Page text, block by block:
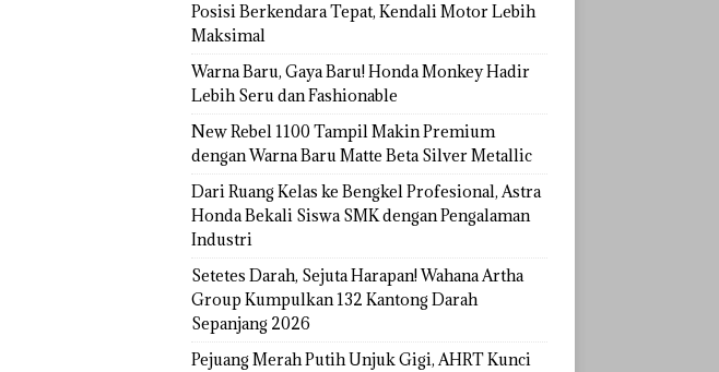
Posisi Berkendara Tepat, Kendali Motor Lebih
Maksimal
Warna Baru, Gaya Baru! Honda Monkey Hadir
Lebih Seru dan Fashionable
New Rebel 1100 Tampil Makin Premium
dengan Warna Baru Matte Beta Silver Metallic
Dari Ruang Kelas ke Bengkel Profesional, Astra
Honda Bekali Siswa SMK dengan Pengalaman
Industri
Setetes Darah, Sejuta Harapan! Wahana Artha
Group Kumpulkan 132 Kantong Darah
Sepanjang 2026
Pejuang Merah Putih Unjuk Gigi, AHRT Kunci